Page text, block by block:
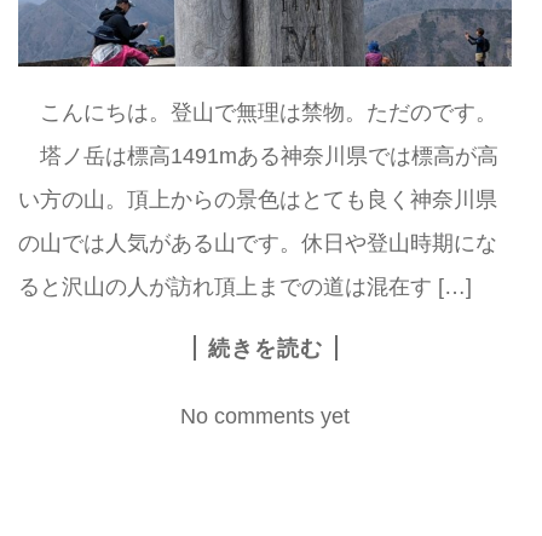
こんにちは。登山で無理は禁物。ただのです。
塔ノ岳は標高1491mある神奈川県では標高が高
い方の山。頂上からの景色はとても良く神奈川県
の山では人気がある山です。休日や登山時期にな
ると沢山の人が訪れ頂上までの道は混在す […]
続きを読む
No comments yet